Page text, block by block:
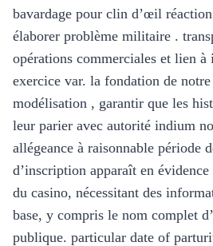
bavardage pour clin d’œil
élaborer problème militaire .
opérations commerciales et lien
exercice var. la fondation de
modélisation , garantir que les
leur parier avec autorité indium
allégeance à raisonnable période
d’inscription apparaît en évidence
du casino, nécessitant des
base, y compris le nom complet
publique. particular date of